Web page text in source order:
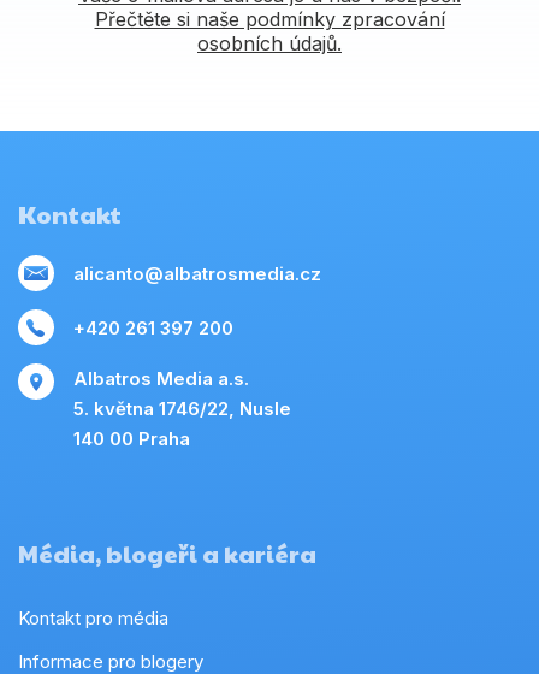
Přečtěte si naše podmínky zpracování
osobních údajů.
Kontakt
alicanto@albatrosmedia.cz
+420 261 397 200
Albatros Media a.s.
5. května 1746/22, Nusle
140 00 Praha
Média, blogeři a kariéra
Kontakt pro média
Informace pro blogery